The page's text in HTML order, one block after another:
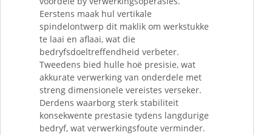
Eerstens maak hul vertikale
spindelontwerp dit maklik om werkstukke
te laai en aflaai, wat die
bedryfsdoeltreffendheid verbeter.
Tweedens bied hulle hoë presisie, wat
akkurate verwerking van onderdele met
streng dimensionele vereistes verseker.
Derdens waarborg sterk stabiliteit
konsekwente prestasie tydens langdurige
bedryf, wat verwerkingsfoute verminder.